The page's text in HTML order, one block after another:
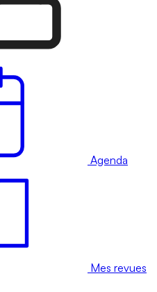
Agenda
Mes revues